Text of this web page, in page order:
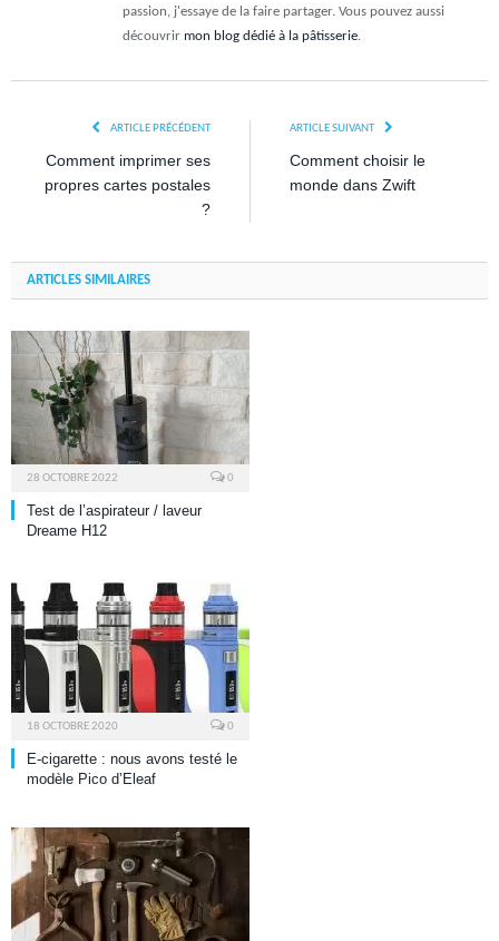
passion, j'essaye de la faire partager. Vous pouvez aussi
découvrir mon blog dédié à la pâtisserie
ARTICLE PRÉCÉDENT
Comment imprimer ses
propres cartes postales
?
ARTICLE SUIVANT
Comment choisir le
monde dans Zwift
ARTICLES SIMILAIRES
28 OCTOBRE 2022 0
Test de l’aspirateur / laveur
Dreame H12
18 OCTOBRE 2020 0
E-cigarette : nous avons testé le
modèle Pico d’Eleaf